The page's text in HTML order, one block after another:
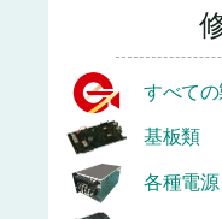
すべて
基板類
各種電源